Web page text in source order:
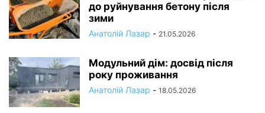
до руйнування бетону після
зими
Анатолій Лазар - 21.05.2026
Модульний дім: досвід після
року проживання
Анатолій Лазар - 18.05.2026